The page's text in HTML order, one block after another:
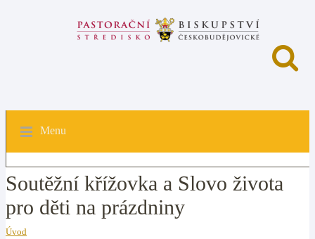
Menu
Soutěžní křížovka a Slovo života
pro děti na prázdniny
Úvod